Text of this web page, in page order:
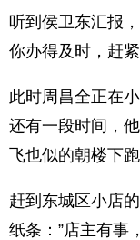
听到侯卫东汇报
你办得及时，赶
此时周昌全正在
还有一段时间，
飞也似的朝楼下跑
赶到东城区小店
纸条：”店主有事